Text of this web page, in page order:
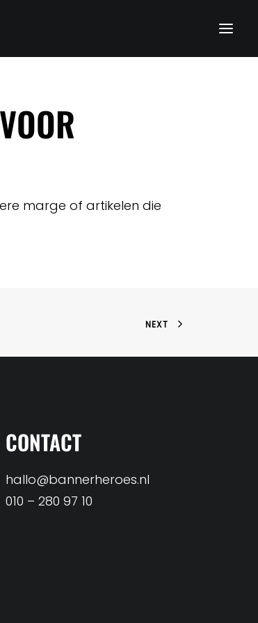
marge of artikelen die
NEXT
CONTACT
hallo@bannerheroes.nl
010 – 280 97 10